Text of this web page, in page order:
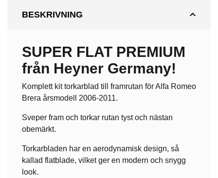
expand_less
BESKRIVNING
SUPER FLAT PREMIUM
från Heyner Germany!
Komplett kit torkarblad till framrutan för Alfa Romeo
Brera årsmodell 2006-2011.
Sveper fram och torkar rutan tyst och nästan
obemärkt.
Torkarbladen har en aerodynamisk design, så
kallad flatblade, vilket ger en modern och snygg
look.